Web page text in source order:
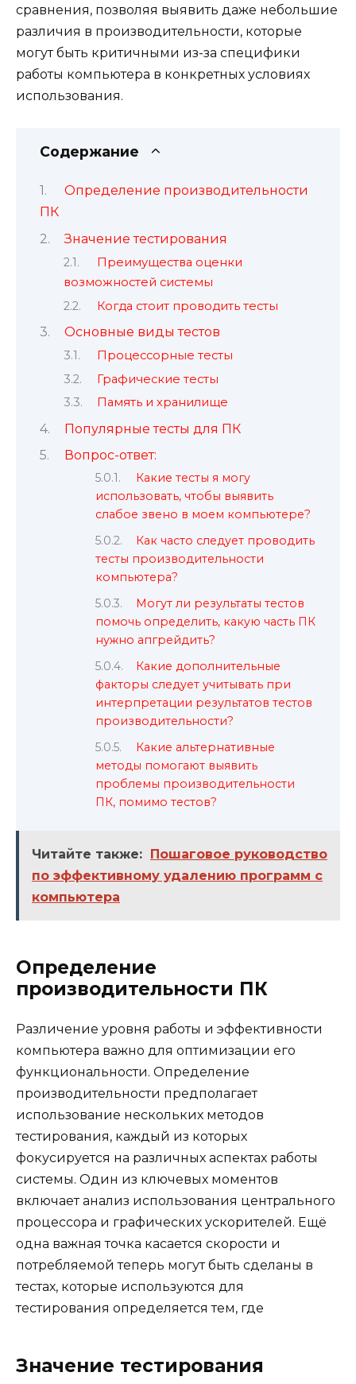
сравнения, позволяя выявить даже небольшие
различия в производительности, которые
могут быть критичными из-за специфики
работы компьютера в конкретных условиях
использования.
Содержание
Определение производительности
ПК
Значение тестирования
Преимущества оценки
возможностей системы
Когда стоит проводить тесты
Основные виды тестов
Процессорные тесты
Графические тесты
Память и хранилище
Популярные тесты для ПК
Вопрос-ответ:
Какие тесты я могу
использовать, чтобы выявить
слабое звено в моем компьютере?
Как часто следует проводить
тесты производительности
компьютера?
Могут ли результаты тестов
помочь определить, какую часть ПК
нужно апгрейдить?
Какие дополнительные
факторы следует учитывать при
интерпретации результатов тестов
производительности?
Какие альтернативные
методы помогают выявить
проблемы производительности
ПК, помимо тестов?
Читайте также:
Пошаговое руководство
по эффективному удалению программ с
компьютера
Определение
производительности ПК
Различение уровня работы и эффективности
компьютера важно для оптимизации его
функциональности. Определение
производительности предполагает
использование нескольких методов
тестирования, каждый из которых
фокусируется на различных аспектах работы
системы. Один из ключевых моментов
включает анализ использования центрального
процессора и графических ускорителей. Ещё
одна важная точка касается скорости и
потребляемой теперь могут быть сделаны в
тестах, которые используются для
тестирования определяется тем, где
Значение тестирования